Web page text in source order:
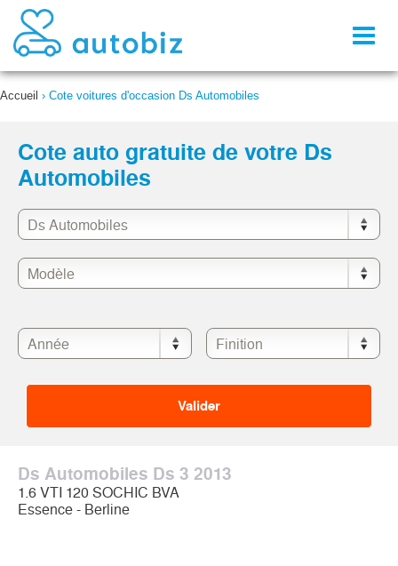
Accueil › Cote voitures d'occasion Ds Automobiles
Cote auto gratuite de votre Ds
Automobiles
Ds Automobiles Ds 3 2013
1.6 VTI 120 SOCHIC BVA
Essence - Berline